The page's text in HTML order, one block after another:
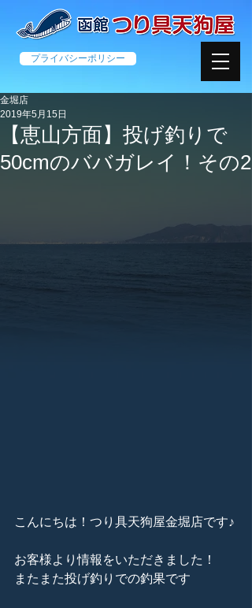
プライバシーポリシー
【恵山方面】投げ釣りで
50cmのババガレイ！その2
金堀店
2019年5月15日
こんにちは！つり具天狗屋金堀店です♪
お客様より情報をいただきました！
またまた投げ釣りでの釣果です